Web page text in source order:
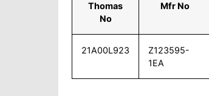
Thomas
No
Mfr No
21A00L923
Z123595-
1EA